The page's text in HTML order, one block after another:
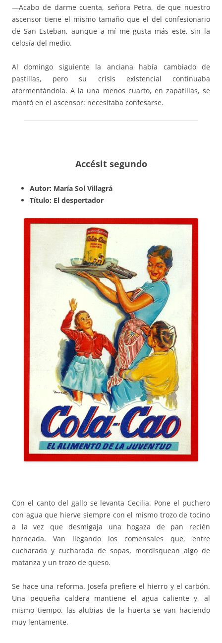
—Acabo de darme cuenta, señora Petra, de que nuestro
ascensor tiene el mismo tamaño que el del confesionario
de San Esteban, aunque a mí me gusta más este, sin la
celosía del medio.
Al domingo siguiente la anciana había cambiado de
pastillas, pero su crisis existencial continuaba
atormentándola. A la una menos cuarto, en zapatillas, se
montó en el ascensor: necesitaba confesarse.
Accésit segundo
Autor: María Sol Villagrá
Título: El despertador
Con el canto del gallo se levanta Cecilia. Poneel puchero
con agua que hierve siempre conel mismo trozo de tocino
a la vez que desmigaja una hogaza de pan recién
horneada. Van llegando los comensales que, entre
cucharada y cucharada de sopas, mordisquean algo de
matanza y un trozo de queso.
Se hace una reforma. Josefa prefiereel hierro y el carbón.
Una pequeña caldera mantiene el agua caliente y, al
mismo tiempo, las alubias de la huerta se van haciendo
muy lentamente.